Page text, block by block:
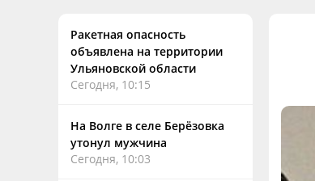
Ракетная опасность
объявлена на территории
Ульяновской области
Сегодня, 10:15
На Волге в селе Берёзовка
утонул мужчина
Сегодня, 10:03